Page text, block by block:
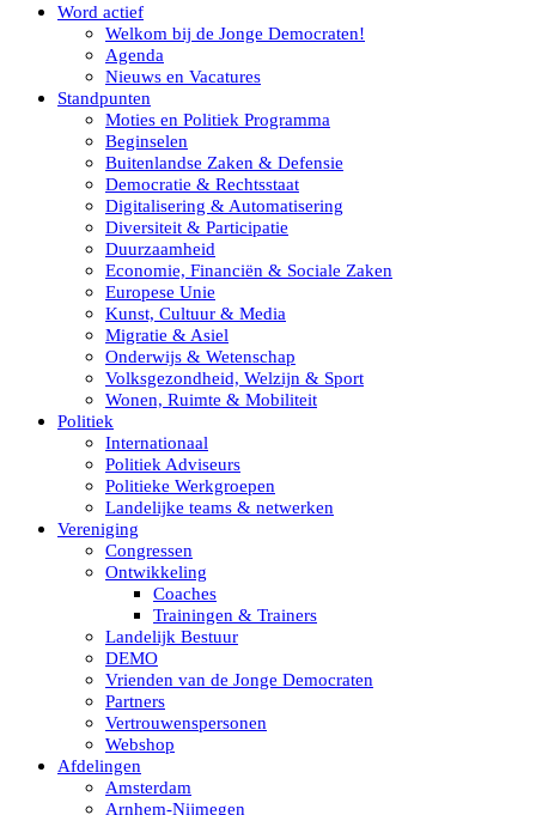
Word actief
Welkom bij de Jonge Democraten!
Agenda
Nieuws en Vacatures
Standpunten
Moties en Politiek Programma
Beginselen
Buitenlandse Zaken & Defensie
Democratie & Rechtsstaat
Digitalisering & Automatisering
Diversiteit & Participatie
Duurzaamheid
Economie, Financiën & Sociale Zaken
Europese Unie
Kunst, Cultuur & Media
Migratie & Asiel
Onderwijs & Wetenschap
Volksgezondheid, Welzijn & Sport
Wonen, Ruimte & Mobiliteit
Politiek
Internationaal
Politiek Adviseurs
Politieke Werkgroepen
Landelijke teams & netwerken
Vereniging
Congressen
Ontwikkeling
Coaches
Trainingen & Trainers
Landelijk Bestuur
DEMO
Vrienden van de Jonge Democraten
Partners
Vertrouwenspersonen
Webshop
Afdelingen
Amsterdam
Arnhem-Nijmegen